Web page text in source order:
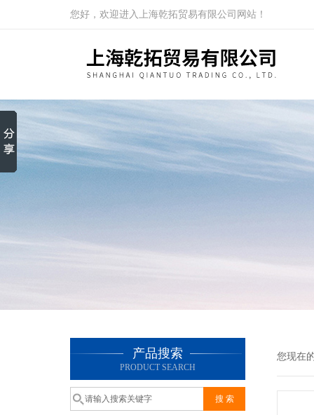
您好，欢迎进入上海乾拓贸易有限公司网站！
产品搜索
PRODUCT SEARCH
您现在